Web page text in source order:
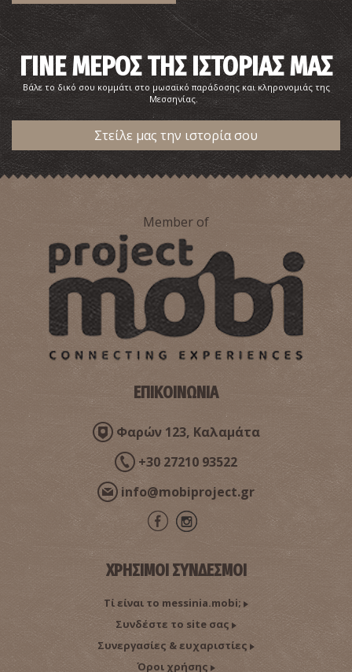
ΓΙΝΕ ΜΕΡΟΣ ΤΗΣ ΙΣΤΟΡΙΑΣ ΜΑΣ
Βάλε το δικό σου κομμάτι στο μωσαϊκό παράδοσης και κληρονομιάς της
Μεσσηνίας.
Στείλε μας την ιστορία σου
Member of
ΕΠΙΚΟΙΝΩΝΙΑ
Φαρών 123, Καλαμάτα
+30 27210 93522
info@mobiproject.gr
ΧΡΗΣΙΜΟΙ ΣΥΝΔΕΣΜΟΙ
Τί είναι το messinia.mobi;
Συνδέστε το site σας
Συνεργασίες & ευχαριστίες
Όροι χρήσης